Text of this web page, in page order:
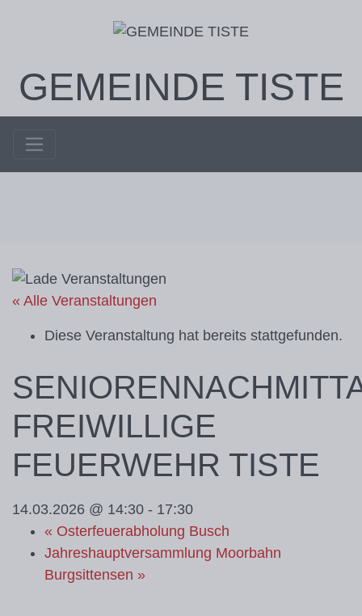
GEMEINDE TISTE
« Alle Veranstaltungen
Diese Veranstaltung hat bereits stattgefunden.
FREIWILLIGE
FEUERWEHR TISTE
14.03.2026 @ 14:30 - 17:30
« Osterfeuerabholung Busch
Jahreshauptversammlung Moorbahn
Burgsittensen »